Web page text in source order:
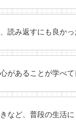
読み返すにも良かっ
があることが学べて
など、普段の生活